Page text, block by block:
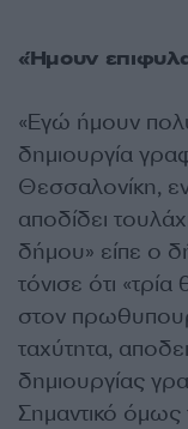
«Ήμουν
«Εγώ ήμουν
δημιουργία
Θεσσαλονίκη, εν
αποδίδει
δήμου» είπε ο
τόνισε ότι
στον
ταχύτητα,
δημιουργίας
Σημαντικό όμως